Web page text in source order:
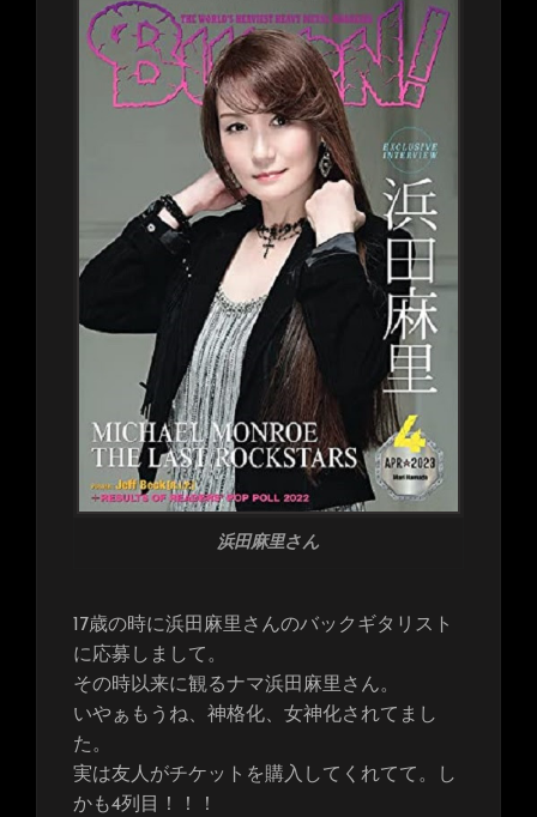
浜田麻里さん
17歳の時に浜田麻里さんのバックギタリスト
に応募しまして。
その時以来に観るナマ浜田麻里さん。
いやぁもうね、神格化、女神化されてまし
た。
実は友人がチケットを購入してくれてて。し
かも4列目！！！